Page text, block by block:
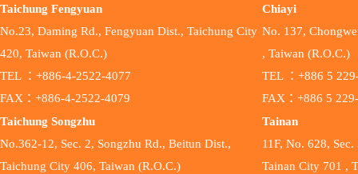
Taichung Fengyuan
No.23, Daming Rd., Fengyuan Dist., Taichung City
420, Taiwan (R.O.C.)
TEL ：+886-4-2522-4077
FAX：+886-4-2522-4079
Taichung Songzhu
No.362-12, Sec. 2, Songzhu Rd., Beitun Dist.,
Taichung City 406, Taiwan (R.O.C.)
Chiayi
No. 137,
, Taiwan (R.O.C.)
TEL ：+886 5
FAX：+886 5
Tainan
11F, No. 628,
Tainan City 701 ,